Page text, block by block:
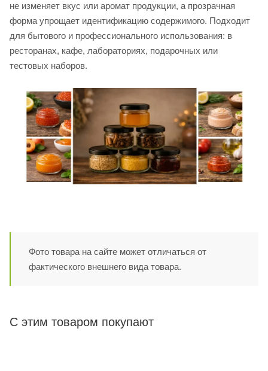
не изменяет вкус или аромат продукции, а прозрачная
форма упрощает идентификацию содержимого. Подходит
для бытового и профессионального использования: в
ресторанах, кафе, лабораториях, подарочных или
тестовых наборов.
Фото товара на сайте может отличаться от
фактического внешнего вида товара.
С этим товаром покупают